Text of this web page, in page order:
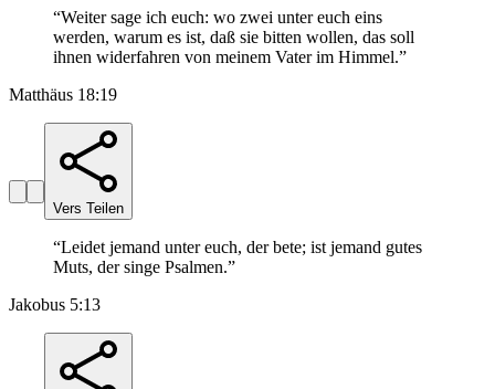
“Weiter sage ich euch: wo zwei unter euch eins
werden, warum es ist, daß sie bitten wollen, das soll
ihnen widerfahren von meinem Vater im Himmel.”
Matthäus 18:19
Vers Teilen
“Leidet jemand unter euch, der bete; ist jemand gutes
Muts, der singe Psalmen.”
Jakobus 5:13